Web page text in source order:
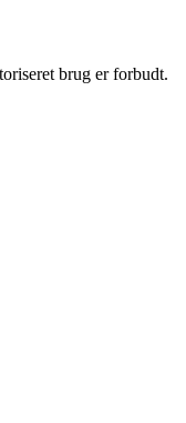
brug er forbudt.